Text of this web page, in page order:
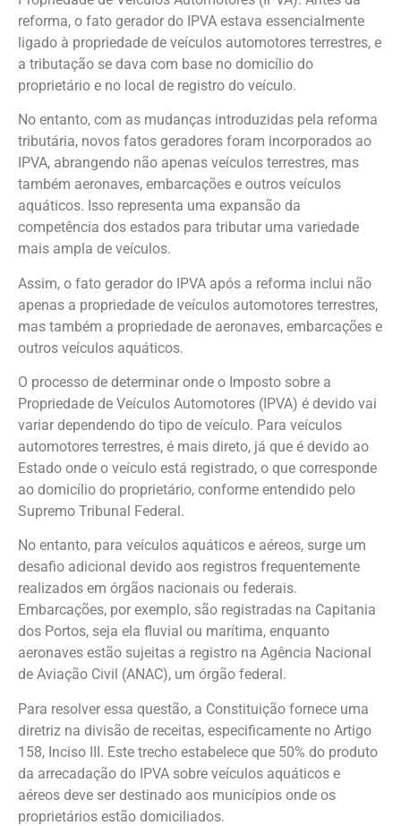
reforma, o fato gerador do IPVA estava essencialmente
ligado à propriedade de veículos automotores terrestres, e
a tributação se dava com base no domicílio do
proprietário e no local de registro do veículo.
No entanto, com as mudanças introduzidas pela reforma
tributária, novos fatos geradores foram incorporados ao
IPVA, abrangendo não apenas veículos terrestres, mas
também aeronaves, embarcações e outros veículos
aquáticos. Isso representa uma expansão da
competência dos estados para tributar uma variedade
mais ampla de veículos.
Assim, o fato gerador do IPVA após a reforma inclui não
apenas a propriedade de veículos automotores terrestres,
mas também a propriedade de aeronaves, embarcações e
outros veículos aquáticos.
O processo de determinar onde o Imposto sobre a
Propriedade de Veículos Automotores (IPVA) é devido vai
variar dependendo do tipo de veículo. Para veículos
automotores terrestres, é mais direto, já que é devido ao
Estado onde o veículo está registrado, o que corresponde
ao domicílio do proprietário, conforme entendido pelo
Supremo Tribunal Federal.
No entanto, para veículos aquáticos e aéreos, surge um
desafio adicional devido aos registros frequentemente
realizados em órgãos nacionais ou federais.
Embarcações, por exemplo, são registradas na Capitania
dos Portos, seja ela fluvial ou marítima, enquanto
aeronaves estão sujeitas a registro na Agência Nacional
de Aviação Civil (ANAC), um órgão federal.
Para resolver essa questão, a Constituição fornece uma
diretriz na divisão de receitas, especificamente no Artigo
158, Inciso III. Este trecho estabelece que 50% do produto
da arrecadação do IPVA sobre veículos aquáticos e
aéreos deve ser destinado aos municípios onde os
proprietários estão domiciliados.